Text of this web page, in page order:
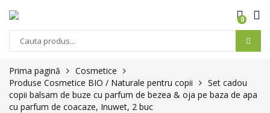
0
Prima pagină
Cosmetice
Produse Cosmetice BIO / Naturale pentru copii
Set cadou
copii balsam de buze cu parfum de bezea & oja pe baza de apa
cu parfum de coacaze, Inuwet, 2 buc